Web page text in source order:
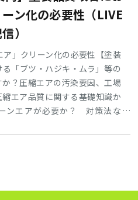
ますよう、お
ン化の必要性（LIVE
）
」クリーン化の必要性【塗装
「ブツ・ハジキ・ムラ」等の
？圧縮エアの汚染要因、工場
エア品質に関する基礎知識か
ンエアが必要か？ 対策法な
案内させていただきます。 ●